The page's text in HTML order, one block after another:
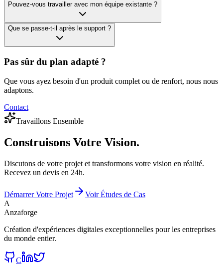
Pouvez-vous travailler avec mon équipe existante ?
Que se passe-t-il après le support ?
Pas sûr du plan adapté ?
Que vous ayez besoin d'un produit complet ou de renfort, nous nous
adaptons.
Contact
Travaillons Ensemble
Construisons Votre Vision.
Discutons de votre projet et transformons votre vision en réalité.
Recevez un devis en 24h.
Démarrer Votre Projet
Voir Études de Cas
A
Anzaforge
Création d'expériences digitales exceptionnelles pour les entreprises
du monde entier.
C